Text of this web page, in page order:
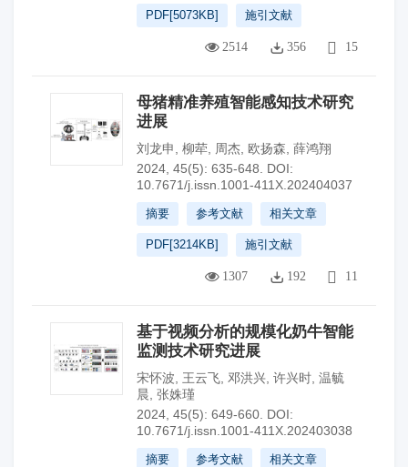
PDF[5073KB] 施引文献
2514 356 15
母猪精准养殖智能感知技术研究
进展
刘龙申 柳荦 周杰 欧扬森 薛鸿翔
2024, 45(5): 635-648.
DOI:
10.7671/j.issn.1001-411X.202404037
摘要 参考文献 相关文章
PDF[3214KB] 施引文献
1307 192 11
基于视频分析的规模化奶牛智能
监测技术研究进展
宋怀波 王云飞 邓洪兴 许兴时 温毓
晨 张姝瑾
2024, 45(5): 649-660. DOI:
10.7671/j.issn.1001-411X.202403038
摘要 参考文献 相关文章